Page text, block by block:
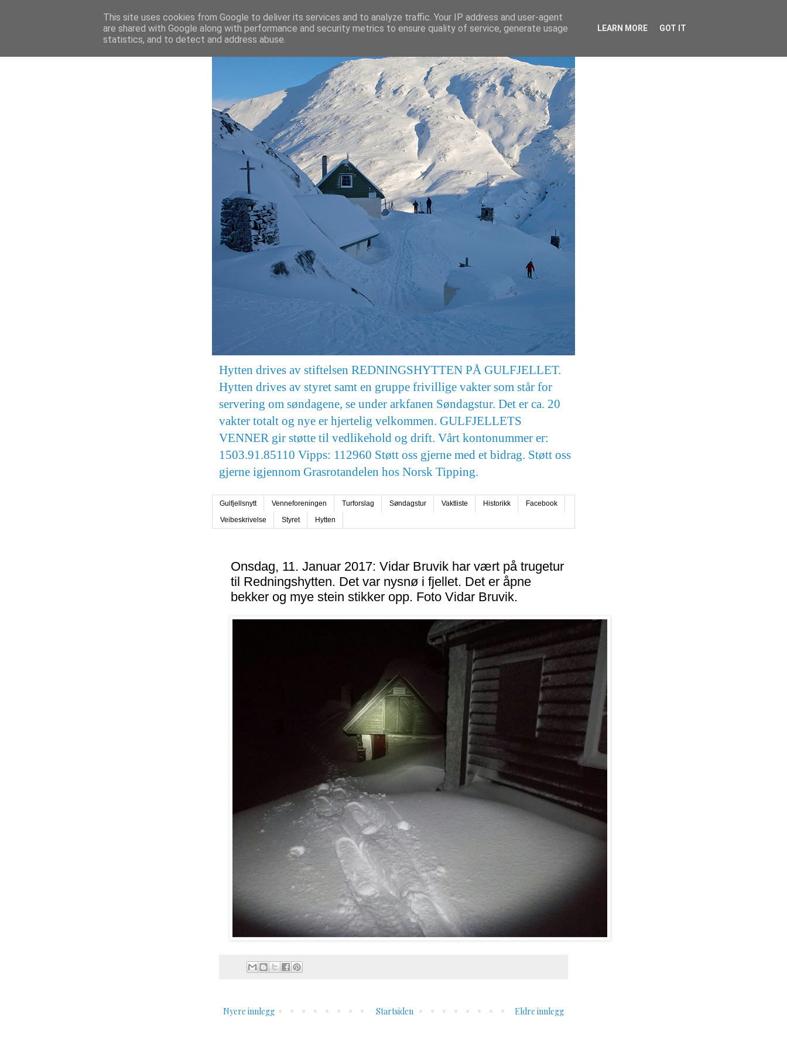
Hytten drives av stiftelsen REDNINGSHYTTEN PÅ GULFJELLET.
Hytten drives av styret samt en gruppe frivillige vakter som står for
servering om søndagene, se under arkfanen Søndagstur. Det er ca. 20
vakter totalt og nye er hjertelig velkommen. GULFJELLETS
VENNER gir støtte til vedlikehold og drift. Vårt kontonummer er:
1503.91.85110 Vipps: 112960 Støtt oss gjerne med et bidrag. Støtt oss
gjerne igjennom Grasrotandelen hos Norsk Tipping.
Gulfjellsnytt Venneforeningen Turforslag Søndagstur Vaktliste Historikk Facebook
Veibeskrivelse Styret Hytten
Onsdag, 11. Januar 2017: Vidar Bruvik har vært på trugetur
til Redningshytten. Det var nysnø i fjellet. Det er åpne
bekker og mye stein stikker opp. Foto Vidar Bruvik.
Nyere innlegg Eldre innlegg
Startsiden
This site uses cookies from Google to deliver its services and to analyze traffic. Your IP address and user-agent
are shared with Google along with performance and security metrics to ensure quality of service, generate usage
statistics, and to detect and address abuse.
LEARN MORE GOT IT